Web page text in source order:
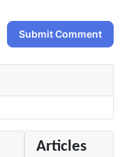
Submit Comment
Articles